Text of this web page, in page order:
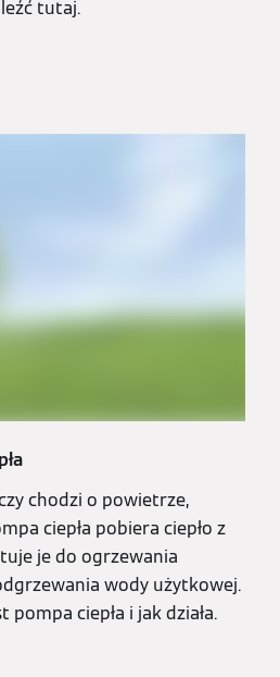
tutaj.
chodzi o powietrze,
ciepła pobiera ciepło z
je do ogrzewania
wody użytkowej.
pompa ciepła i jak działa.